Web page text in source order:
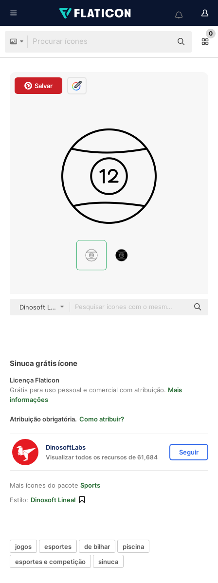
0
Salvar
Dinosoft Lineal
Sinuca grátis ícone
Licença Flaticon
Grátis para uso pessoal e comercial com atribuição. Mais
informações
Atribuição obrigatória. Como atribuir?
DinosoftLabs
Visualizar todos os recursos de 61,684
Seguir
Mais ícones do pacote Sports
Estilo: Dinosoft Lineal
jogos esportes de bilhar
piscina
esportes e competição
sinuca